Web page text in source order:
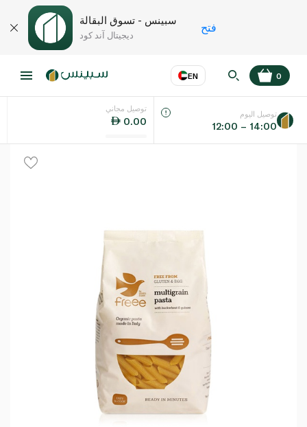
سبينس - تسوق البقالة
ديجيتال آند كود
فتح
EN
اللغة عر
0
توصيل مجاني
0.00
توصيل اليوم
12:00 – 14:00